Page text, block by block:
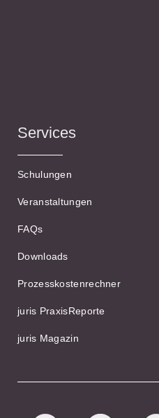
Services
Schulungen
Veranstaltungen
FAQs
Downloads
Prozesskostenrechner
juris PraxisReporte
juris Magazin